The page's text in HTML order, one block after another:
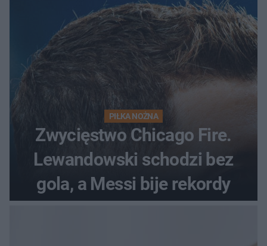
początek!
PIŁKA NOŻNA
Zwycięstwo Chicago Fire.
Lewandowski schodzi bez
gola, a Messi bije rekordy